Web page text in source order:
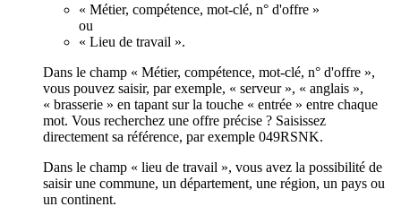
« Métier, compétence, mot-clé, n° d'offre »
ou
« Lieu de travail ».
Dans le champ « Métier, compétence, mot-clé, n° d'offre »,
vous pouvez saisir, par exemple, « serveur », « anglais »,
« brasserie » en tapant sur la touche « entrée » entre chaque
mot. Vous recherchez une offre précise ? Saisissez
directement sa référence, par exemple 049RSNK.
Dans le champ « lieu de travail », vous avez la possibilité de
saisir une commune, un département, une région, un pays ou
un continent.